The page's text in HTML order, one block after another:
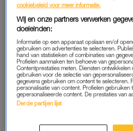
Volgens PGGM&CO trekt de
balans tussen het werk en
Ook zijn ze mentaal minder fit en
PANDEMIE
Door de pandemie twijfelt 38
kunnen volhouden. Zo’n 35 procent
29 procent daarvan heeft hier
cookiebeleid voor meer informatie.
Wij en onze partners verwerken
doeleinden:
Informatie op een apparaat opslaan en/of
gebruiken om advertenties te selecteren.
hand van statistieken of combinaties van
Profielen aanmaken ten behoeve van
Contentprestaties meten. Diensten
gebruiken voor de selectie van
gegevens gebruiken om content te selecteren.
personalisatie van content. Profielen gebruiken
gepersonaliseerde content. De prestaties van
Derde partijen lijst